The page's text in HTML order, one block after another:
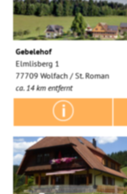
Gebelehof
Elmlisberg 1
77709 Wolfach / St. Roman
ca. 14 km entfernt